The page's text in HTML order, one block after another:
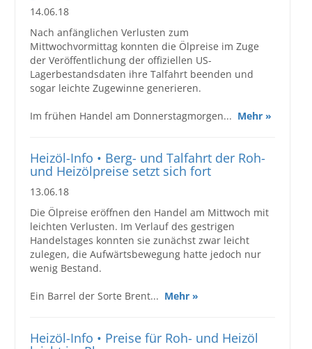
14.06.18
Nach anfänglichen Verlusten zum
Mittwochvormittag konnten die Ölpreise im Zuge
der Veröffentlichung der offiziellen US-
Lagerbestandsdaten ihre Talfahrt beenden und
sogar leichte Zugewinne generieren.
Im frühen Handel am Donnerstagmorgen... Mehr »
Heizöl-Info • Berg- und Talfahrt der Roh-
und Heizölpreise setzt sich fort
13.06.18
Die Ölpreise eröffnen den Handel am Mittwoch mit
leichten Verlusten. Im Verlauf des gestrigen
Handelstages konnten sie zunächst zwar leicht
zulegen, die Aufwärtsbewegung hatte jedoch nur
wenig Bestand.
Ein Barrel der Sorte Brent... Mehr »
Heizöl-Info • Preise für Roh- und Heizöl